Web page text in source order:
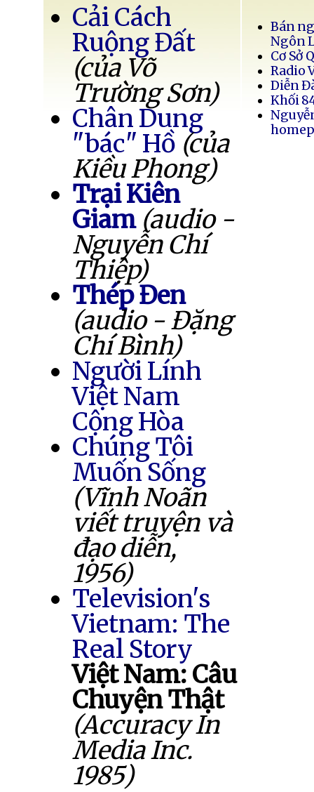
Cải Cách
Ruộng Đất
(của Võ
Trường Sơn)
Chân Dung
"bác" Hồ (của
Kiều Phong)
Trại Kiên
Giam (audio -
Nguyễn Chí
Thiệp)
Thép Đen
(audio - Đặng
Chí Bình)
Người Lính
Việt Nam
Cộng Hòa
Chúng Tôi
Muốn Sống
(Vĩnh Noãn
viết truyện và
đạo diễn,
1956)
Television's
Vietnam: The
Real Story
Việt Nam: Câu
Chuyện Thật
(Accuracy In
Media Inc.
1985)
Bán
Ngôn
Cơ Sở
Radio
Diễn
Khối